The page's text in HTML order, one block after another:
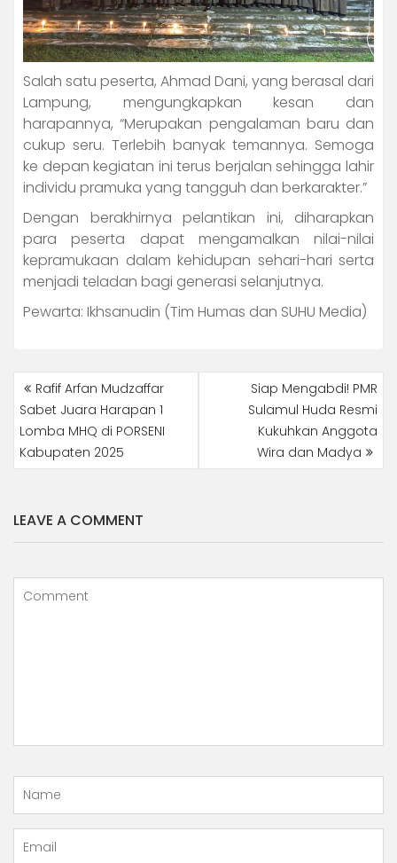
Salah satu peserta, Ahmad Dani, yang berasal dari
Lampung, mengungkapkan kesan dan
harapannya, “Merupakan pengalaman baru dan
cukup seru. Terlebih banyak temannya. Semoga
ke depan kegiatan ini terus berjalan sehingga lahir
individu pramuka yang tangguh dan berkarakter.”
Dengan berakhirnya pelantikan ini, diharapkan
para peserta dapat mengamalkan nilai-nilai
kepramukaan dalam kehidupan sehari-hari serta
menjadi teladan bagi generasi selanjutnya.
Pewarta: Ikhsanudin (Tim Humas dan SUHU Media)
POST
NAVIGATION
Rafif Arfan Mudzaffar
Sabet Juara Harapan 1
Lomba MHQ di PORSENI
Kabupaten 2025
Siap Mengabdi! PMR
Sulamul Huda Resmi
Kukuhkan Anggota
Wira dan Madya
LEAVE A COMMENT